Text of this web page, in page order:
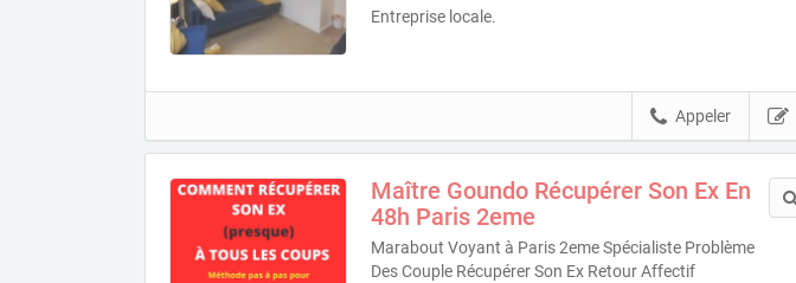
Entreprise locale.
Appeler
Maître Goundo Récupérer Son Ex En
48h Paris 2eme
Marabout Voyant à Paris 2eme Spécialiste Problème
Des Couple Récupérer Son Ex Retour Affectif